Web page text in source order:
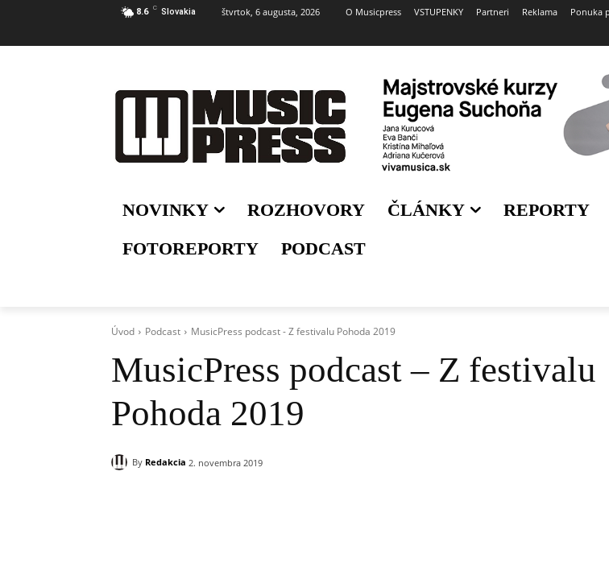
8.6 C Slovakia štvrtok, 6 augusta, 2026 O Musicpress VSTUPENKY Partneri Reklama Ponuka
NOVINKY ROZHOVORY ČLÁNKY REPORTY
FOTOREPORTY
PODCAST
Úvod Podcast MusicPress podcast - Z festivalu Pohoda 2019
MusicPress podcast – Z festivalu
Pohoda 2019
By Redakcia 2. novembra 2019